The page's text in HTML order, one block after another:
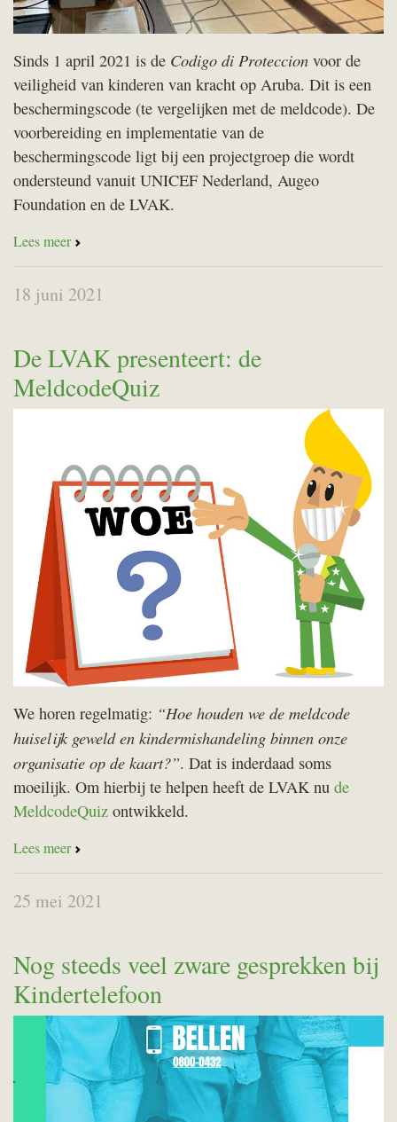
Sinds 1 april 2021 is de Codigo di Proteccion voor de
veiligheid van kinderen van kracht op Aruba. Dit is een
beschermingscode (te vergelijken met de meldcode). De
voorbereiding en implementatie van de
beschermingscode ligt bij een projectgroep die wordt
ondersteund vanuit UNICEF Nederland, Augeo
Foundation en de LVAK.
Lees meer
18 juni 2021
De LVAK presenteert: de
MeldcodeQuiz
We horen regelmatig: “Hoe houden we de meldcode
huiselijk geweld en kindermishandeling binnen onze
organisatie op de kaart?”. Dat is inderdaad soms
moeilijk. Om hierbij te helpen heeft de LVAK nu de
MeldcodeQuiz ontwikkeld.
Lees meer
25 mei 2021
Nog steeds veel zware gesprekken bij
Kindertelefoon